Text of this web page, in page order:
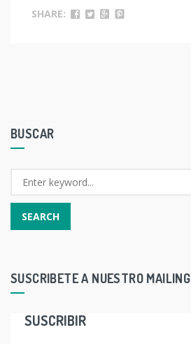
SHARE:
BUSCAR
SUSCRIBETE A NUESTRO MAILING
SUSCRIBIR